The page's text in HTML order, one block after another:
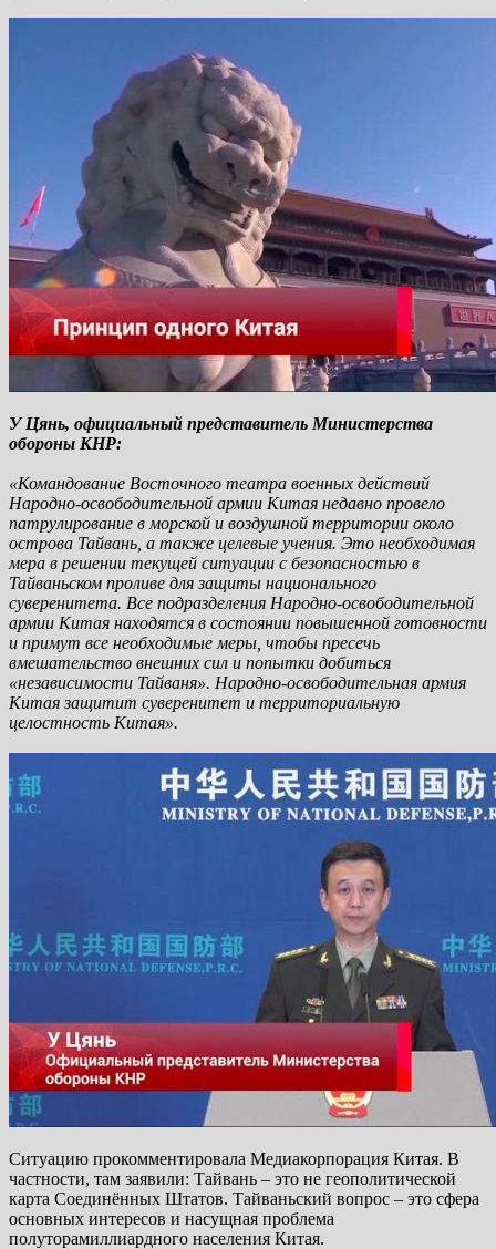
У Цянь, официальный представитель Министерства
обороны КНР:
«Командование Восточного театра военных действий
Народно-освободительной армии Китая недавно провело
патрулирование в морской и воздушной территории около
острова Тайвань, а также целевые учения. Это необходимая
мера в решении текущей ситуации с безопасностью в
Тайваньском проливе для защиты национального
суверенитета. Все подразделения Народно-освободительной
армии Китая находятся в состоянии повышенной готовности
и примут все необходимые меры, чтобы пресечь
вмешательство внешних сил и попытки добиться
«независимости Тайваня». Народно-освободительная армия
Китая защитит суверенитет и территориальную
целостность Китая».
Ситуацию прокомментировала Медиакорпорация Китая. В
частности, там заявили: Тайвань – это не геополитической
карта Соединённых Штатов. Тайваньский вопрос – это сфера
основных интересов и насущная проблема
полуторамиллиардного населения Китая.